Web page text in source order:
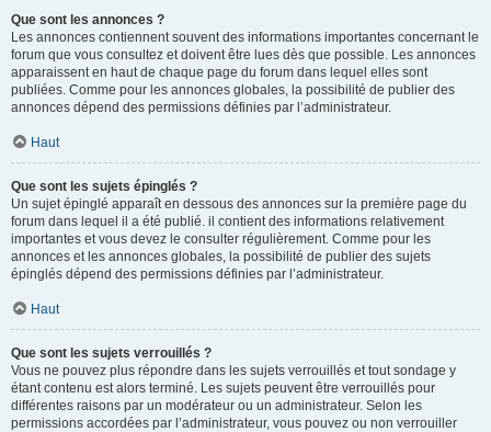
Que sont les annonces ?
Les annonces contiennent souvent des informations importantes concernant le
forum que vous consultez et doivent être lues dès que possible. Les annonces
apparaissent en haut de chaque page du forum dans lequel elles sont
publiées. Comme pour les annonces globales, la possibilité de publier des
annonces dépend des permissions définies par l’administrateur.
Haut
Que sont les sujets épinglés ?
Un sujet épinglé apparaît en dessous des annonces sur la première page du
forum dans lequel il a été publié. il contient des informations relativement
importantes et vous devez le consulter régulièrement. Comme pour les
annonces et les annonces globales, la possibilité de publier des sujets
épinglés dépend des permissions définies par l’administrateur.
Haut
Que sont les sujets verrouillés ?
Vous ne pouvez plus répondre dans les sujets verrouillés et tout sondage y
étant contenu est alors terminé. Les sujets peuvent être verrouillés pour
différentes raisons par un modérateur ou un administrateur. Selon les
permissions accordées par l’administrateur, vous pouvez ou non verrouiller